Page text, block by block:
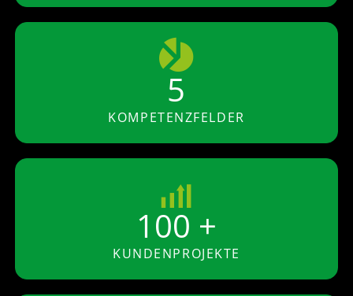
5
KOMPETENZFELDER
100 +
KUNDENPROJEKTE